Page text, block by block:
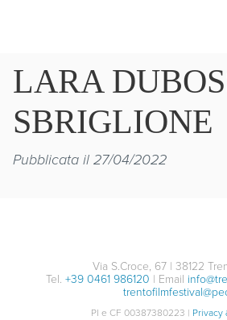
LARA
SBRIGLIONE
Pubblicata il 27/04/2022
Via S.Croce, 67 | 38122
Tel. +39 0461 986120 | Email
PI e CF 00387380223 | Privacy